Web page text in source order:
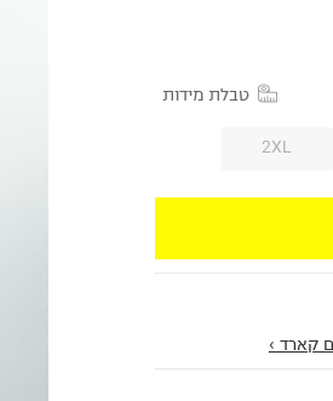
טבלת מידות
2XL
קארד ›